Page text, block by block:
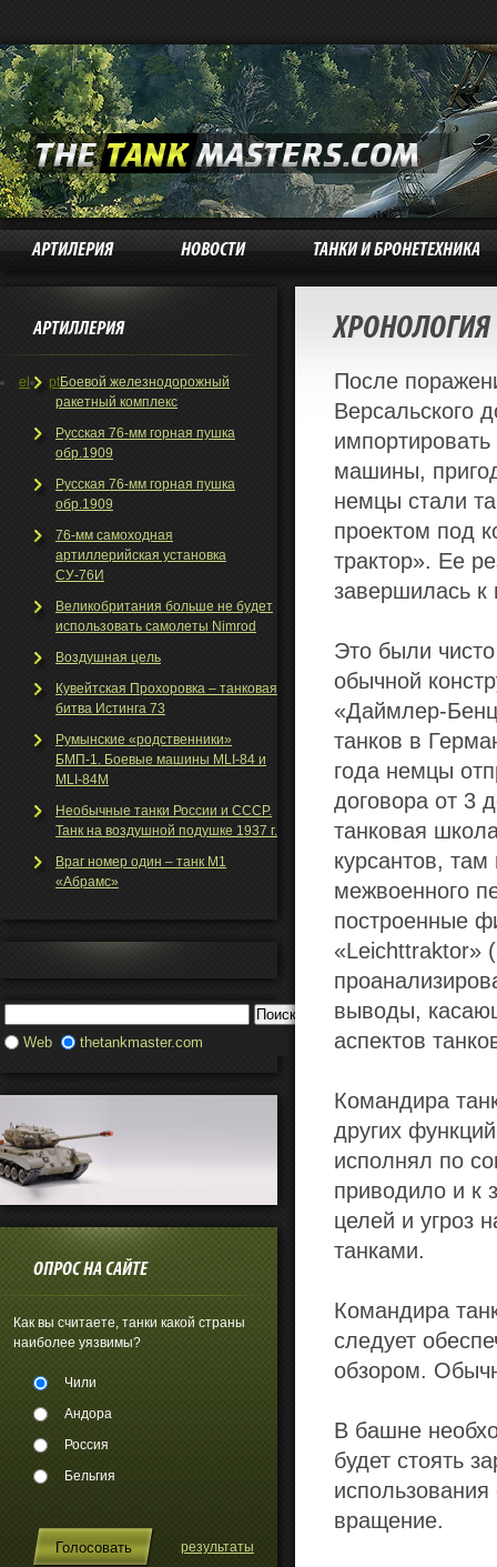
АРТИЛЕРИЯ НОВОСТИ ТАНКИ И БРОНЕТЕХНИКА
АРТИЛЛЕРИЯ
el ptБоевой железнодорожный
ракетный комплекс
Русская 76-мм горная пушка
обр.1909
Русская 76-мм горная пушка
обр.1909
76-мм самоходная
артиллерийская установка
СУ-76И
Великобритания больше не будет
использовать самолеты Nimrod
Воздушная цель
Кувейтская Прохоровка – танковая
битва Истинга 73
Румынские «родственники»
БМП-1. Боевые машины MLI-84 и
MLI-84M
Необычные танки Росcии и СССР.
Танк на воздушной подушке 1937 г.
Враг номер один – танк М1
«Абрамс»
Web thetankmaster.com
ОПРОС НА САЙТЕ
Как вы считаете, танки какой страны
наиболее уязвимы?
Чили
Андора
Россия
Бельгия
результаты
ХРОНОЛОГИЯ
После
Версальского
машины,
немцы стали
проектом под
трактор». Ее
завершилась к
Это были
обычной
«Даймлер-
танков в
года немцы
договора от 3
танковая
курсантов,
межвоенного
построенные
«Leichttraktor»
выводы,
аспектов
Командира
других
исполнял по
приводило и к
целей и угроз
танками.
Командира
следует
обзором.
В башне
будет стоять
вращение.